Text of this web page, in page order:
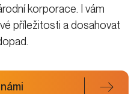
korporace. I vám
příležitosti a dosahovat